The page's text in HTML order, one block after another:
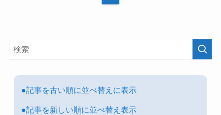
●記事を古い順に並べ替えに表示
●記事を新しい順に並べ替え表示